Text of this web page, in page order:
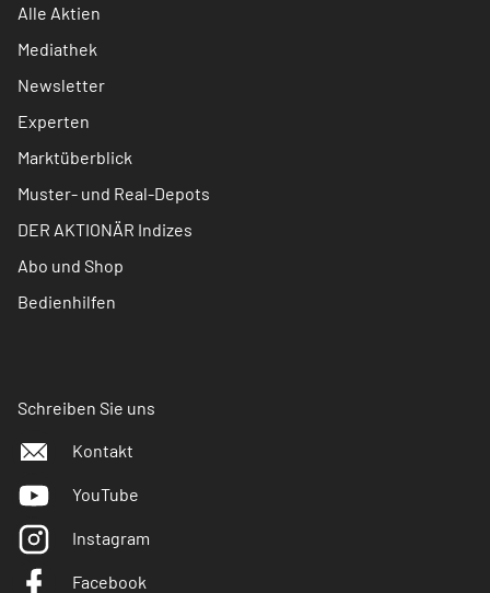
Alle Aktien
Mediathek
Newsletter
Experten
Marktüberblick
Muster- und Real-Depots
DER AKTIONÄR Indizes
Abo und Shop
Bedienhilfen
Schreiben Sie uns
Kontakt
YouTube
Instagram
Facebook